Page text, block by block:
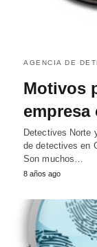
AGENCIA DE
Motivos
Detectives Norte
de detectives en
Son muchos…
8 años ago